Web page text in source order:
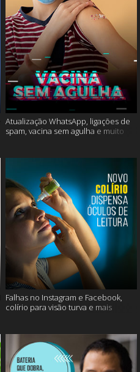
Atualização WhatsApp, ligações de
spam, vacina sem agulha e muito
Falhas no Instagram e Facebook,
colírio para visão turva e mais